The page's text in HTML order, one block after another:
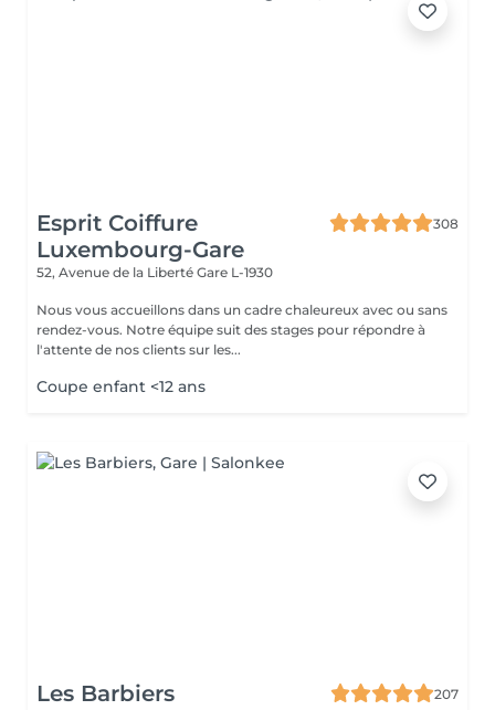
Esprit Coiffure
Luxembourg-Gare
308
52, Avenue de la Liberté Gare L-1930
Nous vous accueillons dans un cadre chaleureux avec ou sans
rendez-vous. Notre équipe suit des stages pour répondre à
l'attente de nos clients sur les...
Coupe enfant <12 ans
Les Barbiers
207